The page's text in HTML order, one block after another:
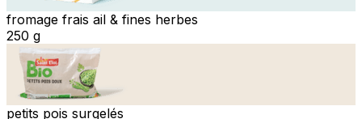
fromage frais ail & fines herbes
250 g
petits pois surgelés